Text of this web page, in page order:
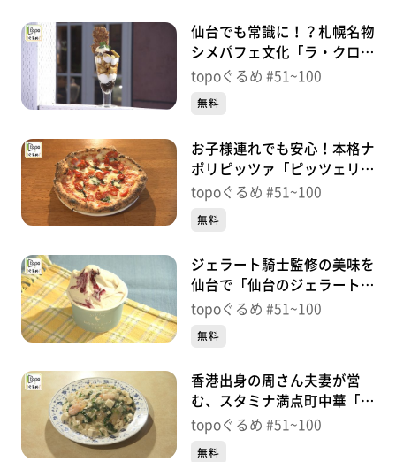
仙台でも常識に！？札幌名物
シメパフェ文化「ラ・クロン
ヌ・ドル」（若林区新寺）＃
topoぐるめ #51~100
無料
お子様連れでも安心！本格ナ
ポリピッツァ「ピッツェリア
ブエノス」（若林区荒町）＃
topoぐるめ #51~100
無料
ジェラート騎士監修の美味を
仙台で「仙台のジェラート屋
じぇらこ」（青葉区中央）＃
topoぐるめ #51~100
無料
香港出身の周さん夫妻が営
む、スタミナ満点町中華「周
香港飯店」（青葉区中央）＃
topoぐるめ #51~100
無料